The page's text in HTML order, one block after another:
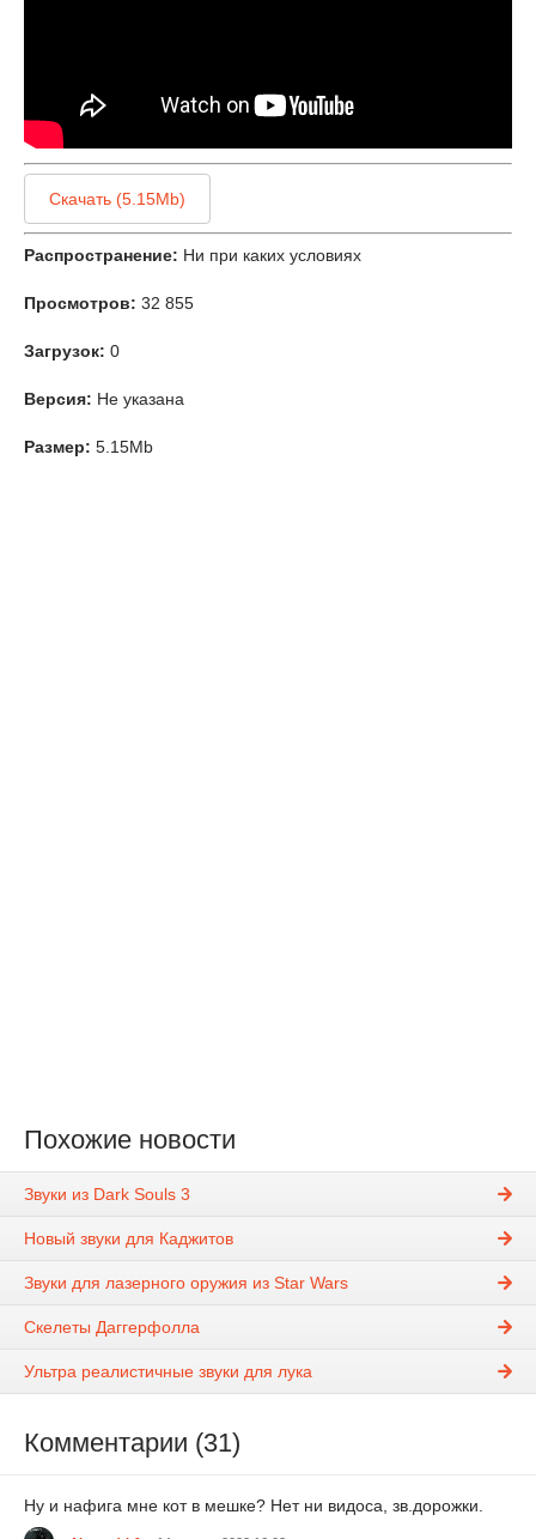
Скачать (5.15Mb)
Распространение: Ни при каких условиях
Просмотров: 32 855
Загрузок: 0
Версия: Не указана
Размер: 5.15Mb
Похожие новости
Звуки из Dark Souls 3
Новый звуки для Каджитов
Звуки для лазерного оружия из Star Wars
Скелеты Даггерфолла
Ультра реалистичные звуки для лука
Комментарии (31)
Ну и нафига мне кот в мешке? Нет ни видоса, зв.дорожки.